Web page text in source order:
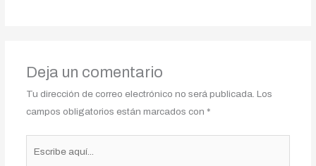
Deja un comentario
Tu dirección de correo electrónico no será publicada. Los
campos obligatorios están marcados con *